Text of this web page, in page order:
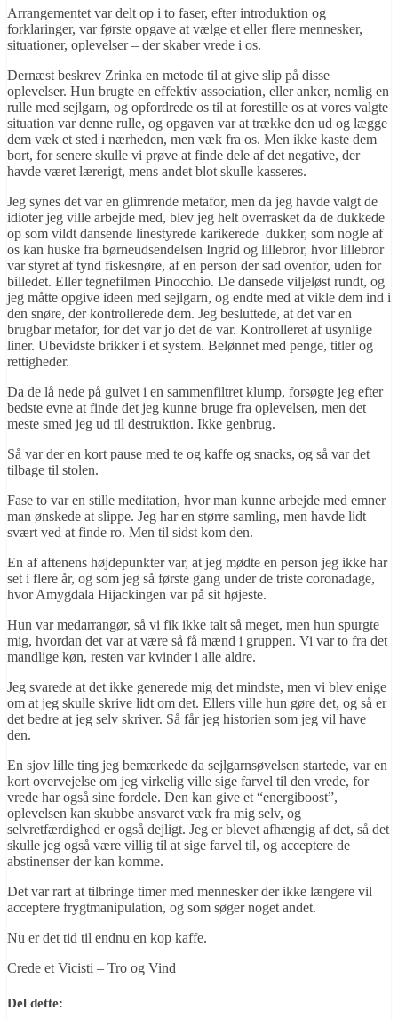
Arrangementet var delt op i to faser, efter introduktion og
forklaringer, var første opgave at vælge et eller flere mennesker,
situationer, oplevelser – der skaber vrede i os.
Dernæst beskrev Zrinka en metode til at give slip på disse
oplevelser. Hun brugte en effektiv association, eller anker, nemlig en
rulle med sejlgarn, og opfordrede os til at forestille os at vores valgte
situation var denne rulle, og opgaven var at trække den ud og lægge
dem væk et sted i nærheden, men væk fra os. Men ikke kaste dem
bort, for senere skulle vi prøve at finde dele af det negative, der
havde været lærerigt, mens andet blot skulle kasseres.
Jeg synes det var en glimrende metafor, men da jeg havde valgt de
idioter jeg ville arbejde med, blev jeg helt overrasket da de dukkede
op som vildt dansende linestyrede karikerede dukker, som nogle af
os kan huske fra børneudsendelsen Ingrid og lillebror, hvor lillebror
var styret af tynd fiskesnøre, af en person der sad ovenfor, uden for
billedet. Eller tegnefilmen Pinocchio. De dansede viljeløst rundt, og
jeg måtte opgive ideen med sejlgarn, og endte med at vikle dem ind i
den snøre, der kontrollerede dem. Jeg besluttede, at det var en
brugbar metafor, for det var jo det de var. Kontrolleret af usynlige
liner. Ubevidste brikker i et system. Belønnet med penge, titler og
rettigheder.
Da de lå nede på gulvet i en sammenfiltret klump, forsøgte jeg efter
bedste evne at finde det jeg kunne bruge fra oplevelsen, men det
meste smed jeg ud til destruktion. Ikke genbrug.
Så var der en kort pause med te og kaffe og snacks, og så var det
tilbage til stolen.
Fase to var en stille meditation, hvor man kunne arbejde med emner
man ønskede at slippe. Jeg har en større samling, men havde lidt
svært ved at finde ro. Men til sidst kom den.
En af aftenens højdepunkter var, at jeg mødte en person jeg ikke har
set i flere år, og som jeg så første gang under de triste coronadage,
hvor Amygdala Hijackingen var på sit højeste.
Hun var medarrangør, så vi fik ikke talt så meget, men hun spurgte
mig, hvordan det var at være så få mænd i gruppen. Vi var to fra det
mandlige køn, resten var kvinder i alle aldre.
Jeg svarede at det ikke generede mig det mindste, men vi blev enige
om at jeg skulle skrive lidt om det. Ellers ville hun gøre det, og så er
det bedre at jeg selv skriver. Så får jeg historien som jeg vil have
den.
En sjov lille ting jeg bemærkede da sejlgarnsøvelsen startede, var en
kort overvejelse om jeg virkelig ville sige farvel til den vrede, for
vrede har også sine fordele. Den kan give et “energiboost”,
oplevelsen kan skubbe ansvaret væk fra mig selv, og
selvretfærdighed er også dejligt. Jeg er blevet afhængig af det, så det
skulle jeg også være villig til at sige farvel til, og acceptere de
abstinenser der kan komme.
Det var rart at tilbringe timer med mennesker der ikke længere vil
acceptere frygtmanipulation, og som søger noget andet.
Nu er det tid til endnu en kop kaffe.
Crede et Vicisti – Tro og Vind
Del dette: